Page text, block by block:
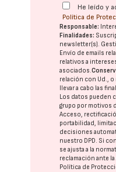
He leído y
Política de
Responsable:
Finalidades:
newsletter(s).
Envío de emails
relativos a
asociados.
relación con Ud., o
llevar a cabo las
Los datos pueden
grupo por motivos
Acceso,
portabilidad,
decisiones
nuestro DPD. Si
se ajusta a la
reclamación ante la
Política de